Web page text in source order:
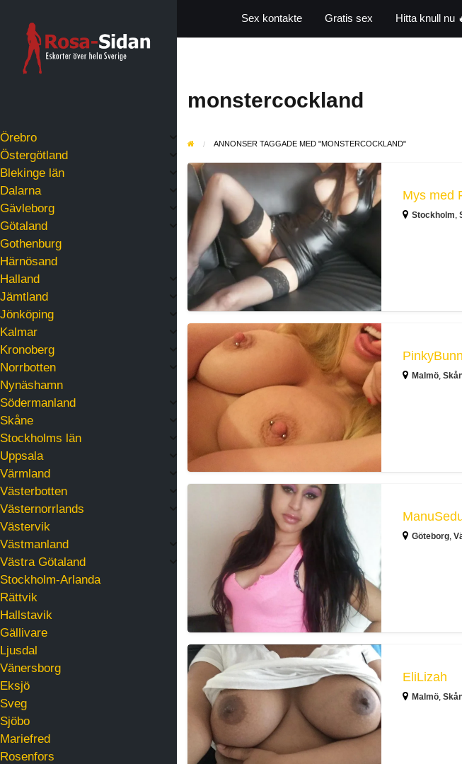
Örebro
Östergötland
Blekinge län
Dalarna
Gävleborg
Götaland
Gothenburg
Härnösand
Halland
Jämtland
Jönköping
Kalmar
Kronoberg
Norrbotten
Nynäshamn
Södermanland
Skåne
Stockholms län
Uppsala
Värmland
Västerbotten
Västernorrlands
Västervik
Västmanland
Västra Götaland
Stockholm-Arlanda
Rättvik
Hallstavik
Gällivare
Ljusdal
Vänersborg
Eksjö
Sveg
Sjöbo
Mariefred
Rosenfors
Sex kontakte Gratis sex Hitta knull nu
monstercockland
ANNONSER TAGGADE MED "MONSTERCOCKLAND"
Mys
med
Fiffi
–
Resor
Sundsvall,
Skåne,
Blekinge
Stockholm,
PinkyBunny
Malmö,
ManuSedutora
Göteborg,
EliLizah
EliLizah
Malmö,